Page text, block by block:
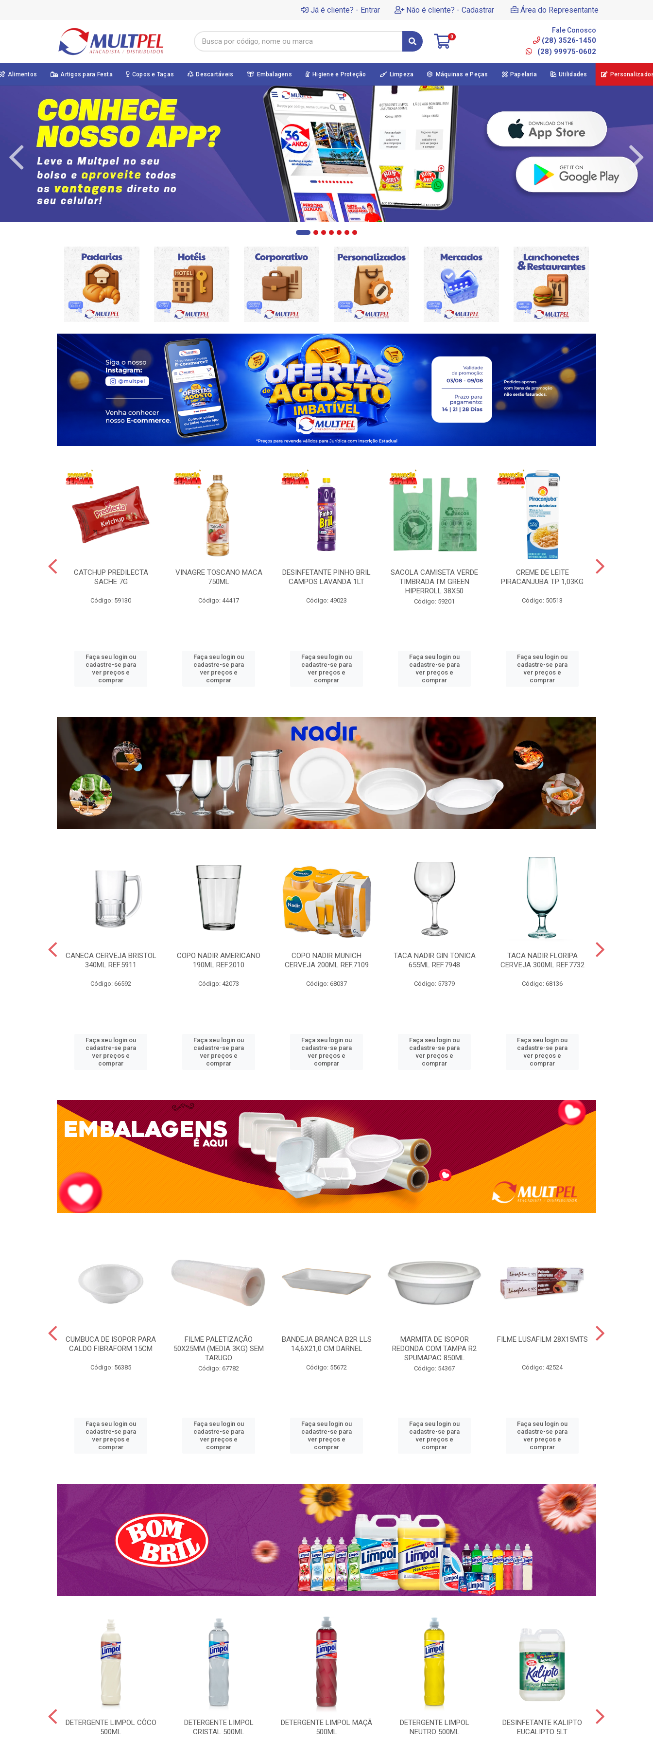
Já é cliente? - Entrar Não é cliente? - Cadastrar Área do Representante
0
Fale Conosco
(28) 3526-1450
(28) 99975-0602
Alimentos Artigos para Festa Copos e Taças Descartáveis Embalagens Higiene e Proteção Limpeza Máquinas e Peças Papelaria Utilidades
CATCHUP PREDILECTA
SACHE 7G
Código: 59130
Faça seu login ou
cadastre-se para
ver preços e
comprar
VINAGRE TOSCANO MACA
750ML
Código: 44417
Faça seu login ou
cadastre-se para
ver preços e
comprar
DESINFETANTE PINHO BRIL
CAMPOS LAVANDA 1LT
Código: 49023
Faça seu login ou
cadastre-se para
ver preços e
comprar
SACOLA CAMISETA VERDE
TIMBRADA I'M GREEN
HIPERROLL 38X50
Código: 59201
Faça seu login ou
cadastre-se para
ver preços e
comprar
CREME DE LEITE
PIRACANJUBA TP 1,03KG
Código: 50513
Faça seu login ou
cadastre-se para
ver preços e
comprar
CANECA CERVEJA BRISTOL
340ML REF.5911
Código: 66592
Faça seu login ou
cadastre-se para
ver preços e
comprar
COPO NADIR AMERICANO
190ML REF.2010
Código: 42073
Faça seu login ou
cadastre-se para
ver preços e
comprar
COPO NADIR MUNICH
CERVEJA 200ML REF.7109
Código: 68037
Faça seu login ou
cadastre-se para
ver preços e
comprar
TACA NADIR GIN TONICA
655ML REF.7948
Código: 57379
Faça seu login ou
cadastre-se para
ver preços e
comprar
TACA NADIR FLORIPA
CERVEJA 300ML REF.7732
Código: 68136
Faça seu login ou
cadastre-se para
ver preços e
comprar
CUMBUCA DE ISOPOR PARA
CALDO FIBRAFORM 15CM
Código: 56385
Faça seu login ou
cadastre-se para
ver preços e
comprar
FILME PALETIZAÇÃO
50X25MM (MEDIA 3KG) SEM
TARUGO
Código: 67782
Faça seu login ou
cadastre-se para
ver preços e
comprar
BANDEJA BRANCA B2R LLS
14,6X21,0 CM DARNEL
Código: 55672
Faça seu login ou
cadastre-se para
ver preços e
comprar
MARMITA DE ISOPOR
REDONDA COM TAMPA R2
SPUMAPAC 850ML
Código: 54367
Faça seu login ou
cadastre-se para
ver preços e
comprar
FILME LUSAFILM 28X15MTS
Código: 42524
Faça seu login ou
cadastre-se para
ver preços e
comprar
DETERGENTE LIMPOL CÔCO
500ML
DETERGENTE LIMPOL
CRISTAL 500ML
DETERGENTE LIMPOL MAÇÃ
500ML
DETERGENTE LIMPOL
NEUTRO 500ML
DESINFETANTE KALIPTO
EUCALIPTO 5LT